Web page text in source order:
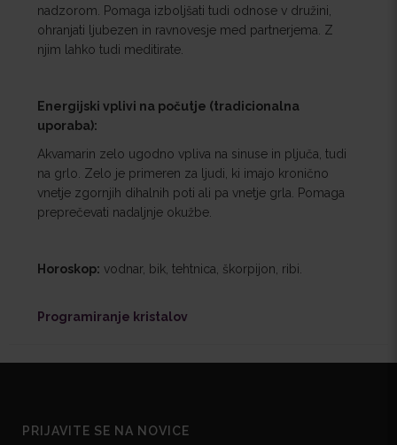
nadzorom. Pomaga izboljšati tudi odnose v družini,
ohranjati ljubezen in ravnovesje med partnerjema. Z
njim lahko tudi meditirate.
Energijski vplivi na počutje (tradicionalna
uporaba):
Akvamarin zelo ugodno vpliva na sinuse in pljuča, tudi
na grlo. Zelo je primeren za ljudi, ki imajo kronično
vnetje zgornjih dihalnih poti ali pa vnetje grla. Pomaga
preprečevati nadaljnje okužbe.
Horoskop: vodnar, bik, tehtnica, škorpijon, ribi.
Programiranje kristalov
PRIJAVITE SE NA NOVICE